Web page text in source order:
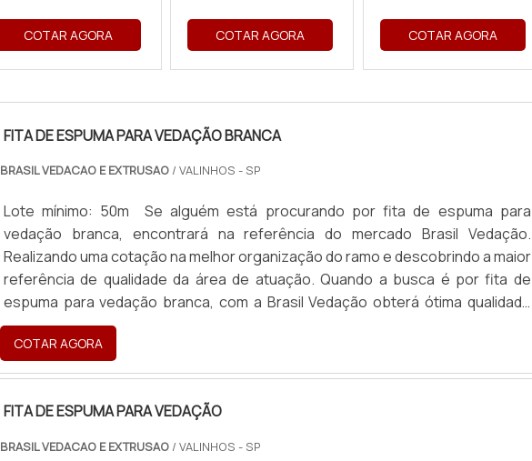
COTAR AGORA COTAR AGORA COTAR AGORA
FITA DE ESPUMA PARA VEDAÇÃO BRANCA
BRASIL VEDACAO E EXTRUSAO / VALINHOS - SP
Lote mínimo: 50m Se alguém está procurando por fita de espuma para
vedação branca, encontrará na referência do mercado Brasil Vedação.
Realizando uma cotação na melhor organização do ramo e descobrindo a maior
referência de qualidade da área de atuação. Quando a busca é por fita de
espuma para vedação branca, com a Brasil Vedação obterá ótima qualidade
com cores sólidas e duráveis, que não desbotam ou amarelam. MAIS SOBRE
FITA DE ESPUM...
COTAR AGORA
FITA DE ESPUMA PARA VEDAÇÃO
BRASIL VEDACAO E EXTRUSAO / VALINHOS - SP